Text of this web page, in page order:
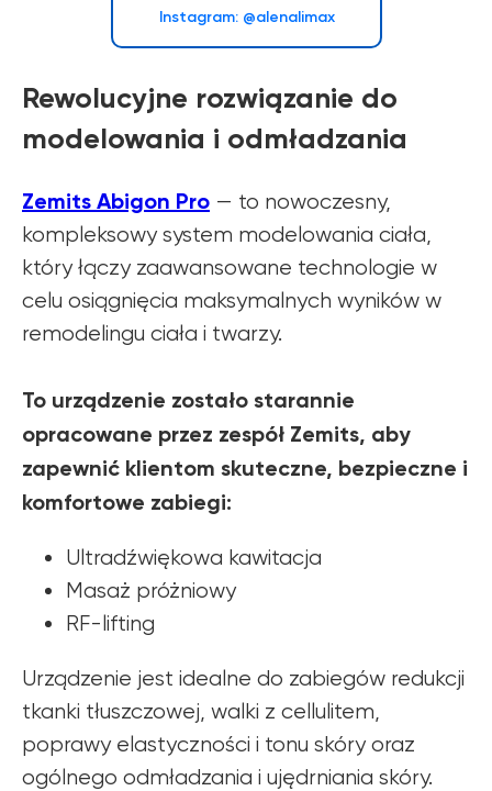
Instagram: @alenalimax
Rewolucyjne rozwiązanie do
modelowania i odmładzania
Zemits Abigon Pro — to nowoczesny,
kompleksowy system modelowania ciała,
który łączy zaawansowane technologie w
celu osiągnięcia maksymalnych wyników w
remodelingu ciała i twarzy.
To urządzenie zostało starannie
opracowane przez zespół Zemits, aby
zapewnić klientom skuteczne, bezpieczne i
komfortowe zabiegi:
Ultradźwiękowa kawitacja
Masaż próżniowy
RF-lifting
Urządzenie jest idealne do zabiegów redukcji
tkanki tłuszczowej, walki z cellulitem,
poprawy elastyczności i tonu skóry oraz
ogólnego odmładzania i ujędrniania skóry.